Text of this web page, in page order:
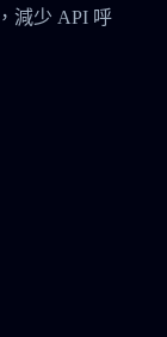
減少 API 呼